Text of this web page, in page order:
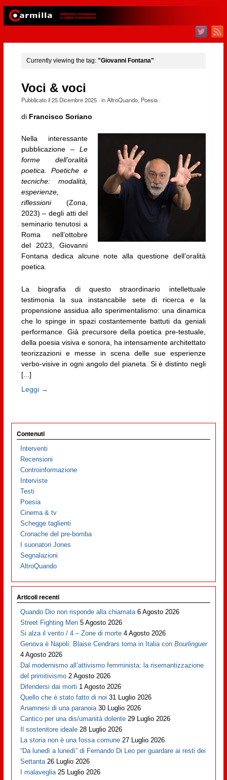
Currently viewing the tag: "Giovanni Fontana"
Voci & voci
Pubblicato il25 Dicembre 2025· inAltroQuando, Poesia·
di Francisco Soriano
Nella interessante
pubblicazione –Le
forme dell’oralità
poetica. Poetiche e
tecniche: modalità,
esperienze,
riflessioni(Zona,
2023) – degli atti del
seminario tenutosi a
Roma nell’ottobre
del 2023, Giovanni
Fontana dedica alcune note alla questione dell’oralità
poetica.
La biografia di questo straordinario intellettuale
testimonia la sua instancabile sete di ricerca e la
propensione assidua allo sperimentalismo: una dinamica
che lo spinge in spazi costantemente battuti da geniali
performance. Già precursore della poetica pre-testuale,
della poesia visiva e sonora, ha intensamente architettato
teorizzazioni e messe in scena delle sue esperienze
verbo-visive in ogni angolo del pianeta. Si è distinto negli
[...]
Leggi →
Contenuti
Interventi
Recensioni
Controinformazione
Interviste
Testi
Poesia
Cinema & tv
Schegge taglienti
Cronache del pre-bomba
I suonatori Jones
Segnalazioni
AltroQuando
Articoli recenti
Quando Dio non risponde alla chiamata 6 Agosto 2026
Street Fighting Men 5 Agosto 2026
Si alza il vento / 4 – Zone di morte 4 Agosto 2026
Genova è Napoli: Blaise Cendrars torna in Italia conBourlinguer
4 Agosto 2026
Dal modernismo all’attivismo femminista: la risemantizzazione
del primitivismo 2 Agosto 2026
Difendersi dai morti 1 Agosto 2026
Quello che è stato fatto di noi 31 Luglio 2026
Anamnesi di una paranoia 30 Luglio 2026
Cantico per una dis/umanità dolente 29 Luglio 2026
Il sostenitore ideale 28 Luglio 2026
La storia non è una fossa comune 27 Luglio 2026
“Da lunedì a lunedì” di Fernando Di Leo per guardare ai resti dei
Settanta 26 Luglio 2026
I malaveglia 25 Luglio 2026